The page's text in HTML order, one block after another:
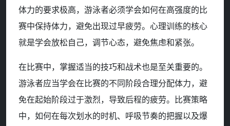
体力的要求极高，游泳者必须学会如何在高强度的比
赛中保持体力，避免出现过早疲劳。心理训练的核心
就是学会放松自己，调节心态，避免焦虑和紧张。
在比赛中，掌握适当的技巧和战术也是至关重要的。
游泳者应当学会在比赛的不同阶段合理分配体力，避
免在起始阶段过于激烈，导致后程的疲劳。比赛策略
中，如何在每次划水的时机、呼吸节奏的把握以及爆